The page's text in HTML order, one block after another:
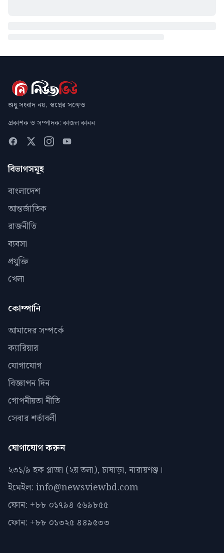
শুধু সংবাদ নয়, স্বপ্নের সঙ্গেও
প্রকাশক ও সম্পাদক: কাজল কানন
বিভাগসমূহ
বাংলাদেশ
আন্তর্জাতিক
রাজনীতি
ব্যবসা
প্রযুক্তি
খেলা
কোম্পানি
আমাদের সম্পর্কে
ক্যারিয়ার
যোগাযোগ
বিজ্ঞাপন দিন
গোপনীয়তা নীতি
সেবার শর্তাবলী
যোগাযোগ করুন
২৩১/৯ হক প্লাজা (২য় তলা), চাষাড়া, নারায়ণঞ্জ।
ইমেইল: info@newsviewbd.com
ফোন: +৮৮ ০১৭৯৪ ৫৬৯৮৫৫
ফোন: +৮৮ ০১৩২৫ ৪৪৯৫৩৩